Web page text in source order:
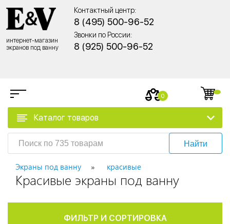
интернет-магазин
экранов под ванну
Контактный центр:
8 (495) 500-96-52
Звонки по России:
8 (925) 500-96-52
0
Каталог товаров
Найти
Экраны под ванну красивые
Красивые экраны под ванну
ФИЛЬТР И СОРТИРОВКА